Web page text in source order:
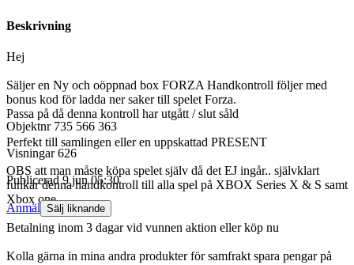
Beskrivning
Hej
Säljer en Ny och oöppnad box FORZA Handkontroll följer med
bonus kod för ladda ner saker till spelet Forza.
Passa på då denna kontroll har utgått / slut såld
Perfekt till samlingen eller en uppskattad PRESENT
OBS att man måste köpa spelet själv då det EJ ingår.. självklart
funkar denna handkontroll till alla spel på XBOX Series X & S samt
Xbox one.
Betalning inom 3 dagar vid vunnen aktion eller köp nu
Kolla gärna in mina andra produkter för samfrakt spara pengar på
Objektnr 735 566 363
Visningar 626
Publicerad 9 jun 05:30
Anmäl Sälj liknande